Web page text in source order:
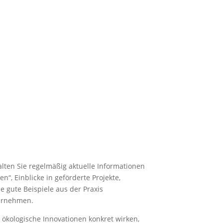
Sie regelmäßig aktuelle Informationen
Einblicke in geförderte Projekte,
gute Beispiele aus der Praxis
Innovationen konkret wirken,